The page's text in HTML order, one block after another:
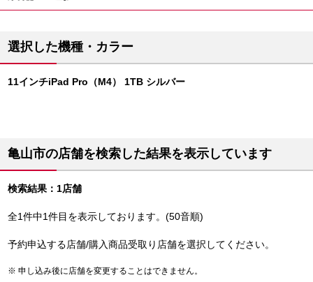
選択した機種・カラー
11インチiPad Pro（M4） 1TB シルバー
亀山市の店舗を検索した結果を表示しています
検索結果：1店舗
全1件中1件目を表示しております。(50音順)
予約申込する店舗/購入商品受取り店舗を選択してください。
申し込み後に店舗を変更することはできません。